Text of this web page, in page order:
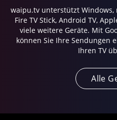
waipu.tv unterstützt Windows,
Fire TV Stick, Android TV,
viele weitere Geräte. Mit
können Sie Ihre Sendungen
Ihren TV
Alle